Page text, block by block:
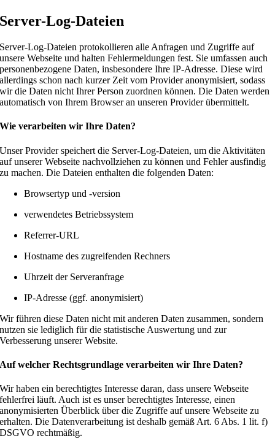
Server-Log-Dateien
Server-Log-Dateien protokollieren alle Anfragen und Zugriffe auf
unsere Webseite und halten Fehlermeldungen fest. Sie umfassen auch
personenbezogene Daten, insbesondere Ihre IP-Adresse. Diese wird
allerdings schon nach kurzer Zeit vom Provider anonymisiert, sodass
wir die Daten nicht Ihrer Person zuordnen können. Die Daten werden
automatisch von Ihrem Browser an unseren Provider übermittelt.
Wie verarbeiten wir Ihre Daten?
Unser Provider speichert die Server-Log-Dateien, um die Aktivitäten
auf unserer Webseite nachvollziehen zu können und Fehler ausfindig
zu machen. Die Dateien enthalten die folgenden Daten:
Browsertyp und -version
verwendetes Betriebssystem
Referrer-URL
Hostname des zugreifenden Rechners
Uhrzeit der Serveranfrage
IP-Adresse (ggf. anonymisiert)
Wir führen diese Daten nicht mit anderen Daten zusammen, sondern
nutzen sie lediglich für die statistische Auswertung und zur
Verbesserung unserer Website.
Auf welcher Rechtsgrundlage verarbeiten wir Ihre Daten?
Wir haben ein berechtigtes Interesse daran, dass unsere Webseite
fehlerfrei läuft. Auch ist es unser berechtigtes Interesse, einen
anonymisierten Überblick über die Zugriffe auf unsere Webseite zu
erhalten. Die Datenverarbeitung ist deshalb gemäß Art. 6 Abs. 1 lit. f)
DSGVO rechtmäßig.